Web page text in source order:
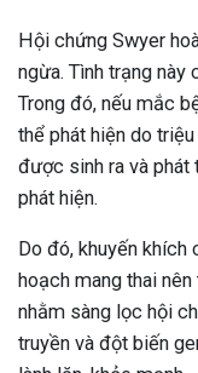
Hội chứng Swyer
ngừa. Tình trạng này
Trong đó, nếu mắc
thể phát hiện do
được sinh ra và phát
phát hiện.
Do đó, khuyến
hoạch mang thai
nhằm sàng lọc hội
truyền và đột biến